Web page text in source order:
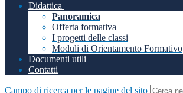
Didattica
Panoramica
Offerta formativa
I progetti delle classi
Moduli di Orientamento Formativo
Documenti utili
Contatti
Campo di ricerca per le pagine del sito